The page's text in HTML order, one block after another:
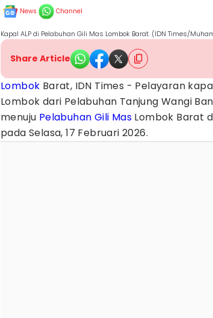
News Channel
Kapal ALP di Pelabuhan Gili Mas Lombok Barat. (IDN Times/
Share Article
Lombok Barat, IDN Times - Pelayaran
Lombok dari Pelabuhan Tanjung Wangi
menuju Pelabuhan Gili Mas Lombok Barat
pada Selasa, 17 Februari 2026.